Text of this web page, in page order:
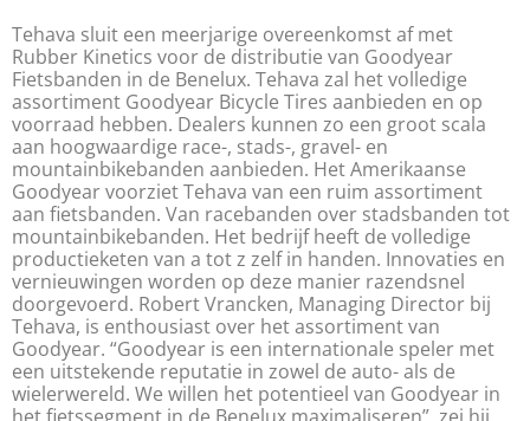
Tehava sluit een meerjarige overeenkomst af met
Rubber Kinetics voor de distributie van Goodyear
Fietsbanden in de Benelux. Tehava zal het volledige
assortiment Goodyear Bicycle Tires aanbieden en op
voorraad hebben. Dealers kunnen zo een groot scala
aan hoogwaardige race-, stads-, gravel- en
mountainbikebanden aanbieden. Het Amerikaanse
Goodyear voorziet Tehava van een ruim assortiment
aan fietsbanden. Van racebanden over stadsbanden tot
mountainbikebanden. Het bedrijf heeft de volledige
productieketen van a tot z zelf in handen. Innovaties en
vernieuwingen worden op deze manier razendsnel
doorgevoerd. Robert Vrancken, Managing Director bij
Tehava, is enthousiast over het assortiment van
Goodyear. “Goodyear is een internationale speler met
een uitstekende reputatie in zowel de auto- als de
wielerwereld. We willen het potentieel van Goodyear in